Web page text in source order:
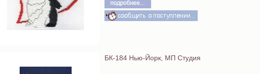
БК-184 Нью-Йорк, МП Студия